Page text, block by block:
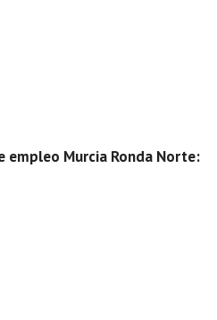
empleo Murcia Ronda Norte: